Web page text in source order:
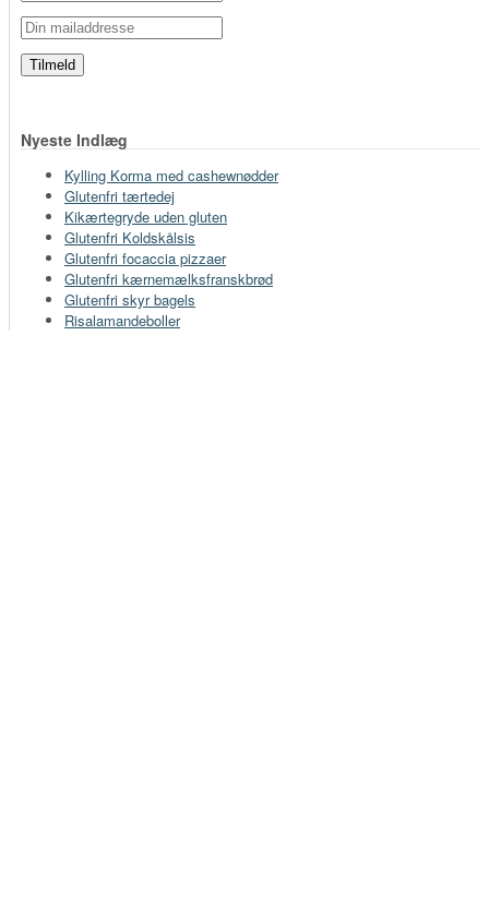
Nyeste Indlæg
Kylling Korma med cashewnødder
Glutenfri tærtedej
Kikærtegryde uden gluten
Glutenfri Koldskålsis
Glutenfri focaccia pizzaer
Glutenfri kærnemælksfranskbrød
Glutenfri skyr bagels
Risalamandeboller